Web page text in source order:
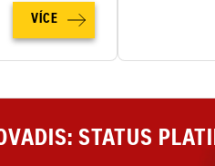
VÍCE
STATUS